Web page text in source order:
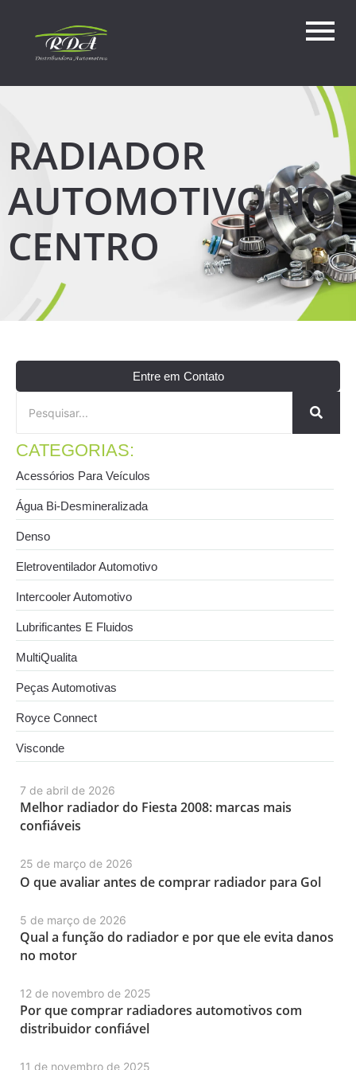
RADIADOR
AUTOMOTIVO NO
CENTRO
7 de abril de 2026
Melhor radiador do Fiesta 2008: marcas mais
confiáveis
25 de março de 2026
O que avaliar antes de comprar radiador para Gol
5 de março de 2026
Qual a função do radiador e por que ele evita danos
no motor
12 de novembro de 2025
Por que comprar radiadores automotivos com
distribuidor confiável
11 de novembro de 2025
Entre em Contato
CATEGORIAS:
Acessórios Para Veículos
Água Bi-Desmineralizada
Denso
Eletroventilador Automotivo
Intercooler Automotivo
Lubrificantes E Fluidos
MultiQualita
Peças Automotivas
Royce Connect
Visconde